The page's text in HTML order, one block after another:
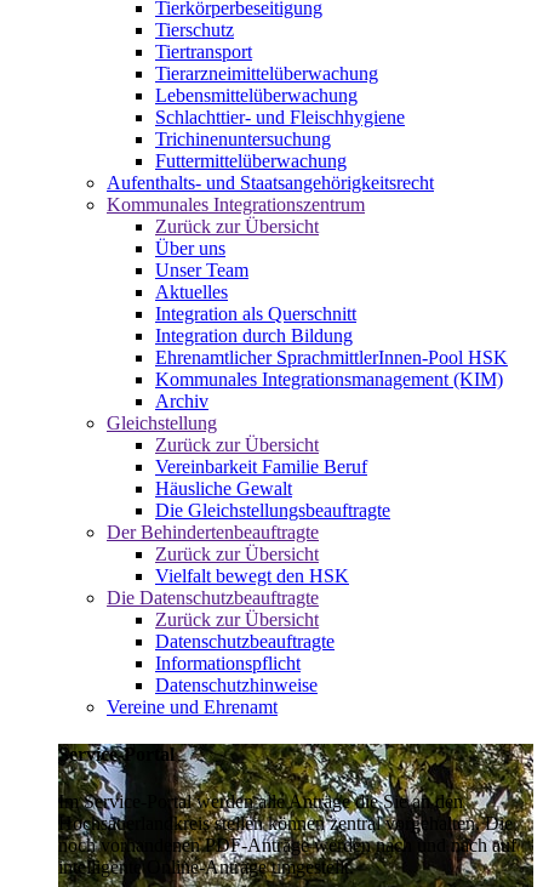
Tierkörperbeseitigung
Tierschutz
Tiertransport
Tierarzneimittelüberwachung
Lebensmittelüberwachung
Schlachttier- und Fleischhygiene
Trichinenuntersuchung
Futtermittelüberwachung
Aufenthalts- und Staatsangehörigkeitsrecht
Kommunales Integrationszentrum
Zurück zur Übersicht
Über uns
Unser Team
Aktuelles
Integration als Querschnitt
Integration durch Bildung
Ehrenamtlicher SprachmittlerInnen-Pool HSK
Kommunales Integrationsmanagement (KIM)
Archiv
Gleichstellung
Zurück zur Übersicht
Vereinbarkeit Familie Beruf
Häusliche Gewalt
Die Gleichstellungsbeauftragte
Der Behindertenbeauftragte
Zurück zur Übersicht
Vielfalt bewegt den HSK
Die Datenschutzbeauftragte
Zurück zur Übersicht
Datenschutzbeauftragte
Informationspflicht
Datenschutzhinweise
Vereine und Ehrenamt
Service-Portal
Im Service-Portal werden alle Anträge die Sie an den
Hochsauerlandkreis stellen können zentral vorgehalten. Die
noch vorhandenen PDF-Anträge werden nach und nach auf
intelligente Online-Anträge umgestellt.